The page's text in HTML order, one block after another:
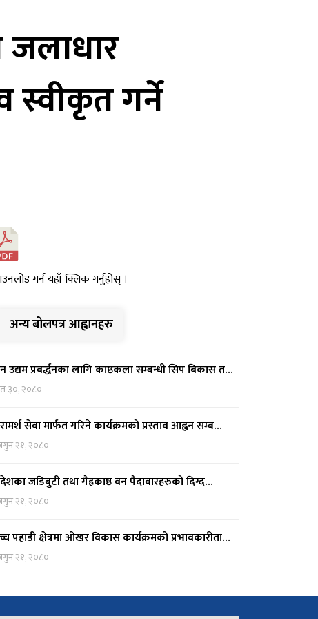
जलाधार
स्वीकृत गर्ने
गर्न यहाँ क्लिक गर्नुहोस् ।
अन्य बोलपत्र आह्वानहरु
उद्यम प्रबर्द्धनका लागि काष्ठकला सम्बन्धी सिप बिकास त…
३०, २०८०
सेवा मार्फत गरिने कार्यक्रमको प्रस्ताव आह्वन सम्ब…
२१, २०८०
जडिबुटी तथा गैह्रकाष्ठ वन पैदावारहरुको दिग्द…
२१, २०८०
पहाडी क्षेत्रमा ओखर विकास कार्यक्रमको प्रभावकारीता…
२१, २०८०